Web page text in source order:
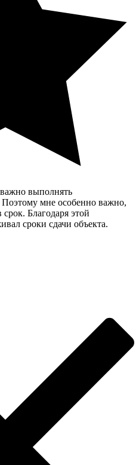
выполнять
Поэтому мне особенно важно,
Благодаря этой
сроки сдачи объекта.